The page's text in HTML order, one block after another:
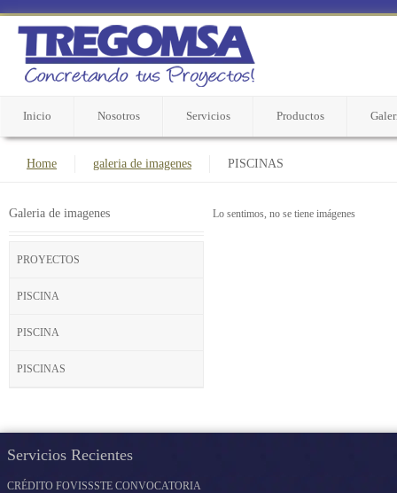
Inicio Nosotros Servicios Productos
Home galeria de imagenes PISCINAS
Galeria de imagenes
PROYECTOS
PISCINA
PISCINA
PISCINAS
Lo sentimos, no se tiene imágenes
Servicios Recientes
CRÉDITO FOVISSSTE CONVOCATORIA